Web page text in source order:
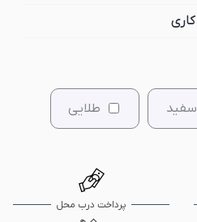
سفید طلایی
پرداخت درب محل